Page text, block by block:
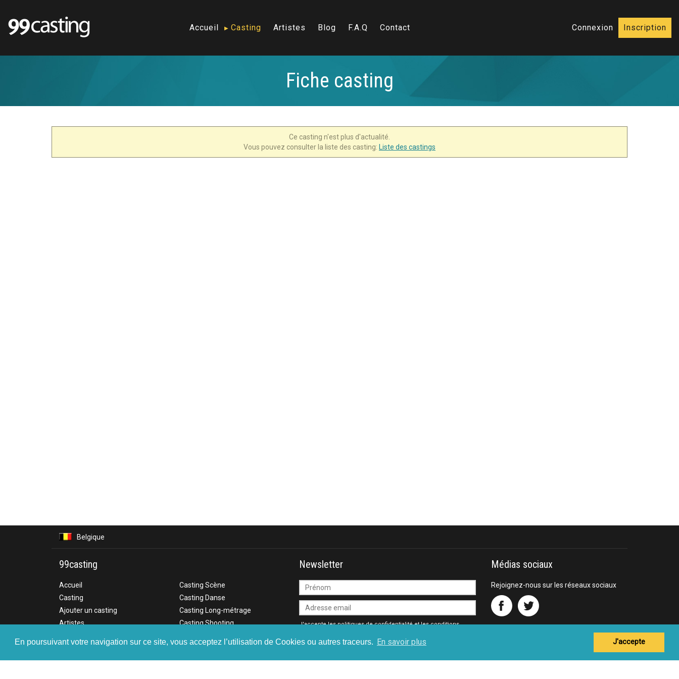
En poursuivant votre navigation sur ce site, vous acceptez l’utilisation de Cookies ou autres traceurs. En savoir plus J'accepte
Accueil Casting Artistes Blog F.A.Q Contact Connexion Inscription
Fiche casting
Ce casting n'est plus d'actualité.
Vous pouvez consulter la liste des casting: Liste des castings
Belgique
99casting
Accueil
Casting
Ajouter un casting
Artistes
Tarifs
Casting Scène
Casting Danse
Casting Long-métrage
Casting Shooting
Casting Court-métrage
Casting Publicité
Newsletter
J'accepte lespolitiques de confidentialitéet lesconditions
Médias sociaux
Rejoignez-nous sur les réseaux sociaux